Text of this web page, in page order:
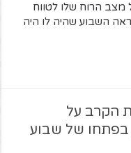
הרוח שלו לטווח
השבוע שהיה לו היה
הקרב על
בפתחו של שבוע